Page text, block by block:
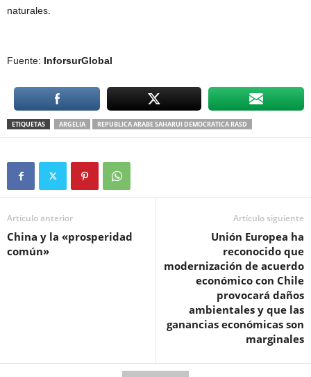
naturales.
Fuente: InforsurGlobal
ETIQUETAS ARGELIA REPUBLICA ARABE SAHARUI DEMOCRATICA RASD
Artículo anterior
China y la «prosperidad
común»
Artículo siguiente
Unión Europea ha
reconocido que
modernización de acuerdo
económico con Chile
provocará daños
ambientales y que las
ganancias económicas son
marginales